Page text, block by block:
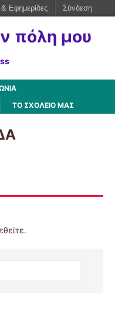
πόλη μου
ΤΟ ΣΧΟΛΕΙΟ ΜΑΣ
.
Εφημερίδες Σύνδεση